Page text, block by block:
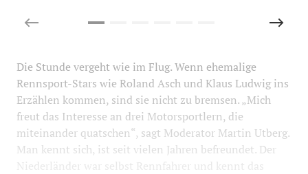
Die Stunde vergeht wie im Flug. Wenn ehemalige
Rennsport-Stars wie Roland Asch und Klaus Ludwig ins
Erzählen kommen, sind sie nicht zu bremsen. „Mich
freut das Interesse an drei Motorsportlern, die
miteinander quatschen“, sagt Moderator Martin Utberg.
Man kennt sich, ist seit vielen Jahren befreundet. Der
Niederländer war selbst Rennfahrer und kennt das